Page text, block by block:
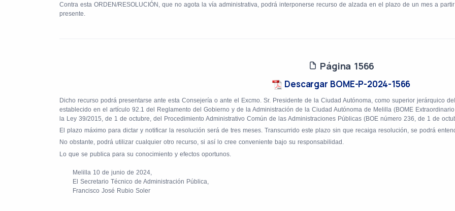
Contra esta ORDEN/RESOLUCIÓN, que no agota la vía administrativa, podrá interponerse recurso de alzada en el plazo de un mes a
presente.
Página 1566
Descargar BOME-P-2024-1566
Dicho recurso podrá presentarse ante esta Consejería o ante el Excmo. Sr. Presidente de la Ciudad Autónoma, como superior jerárquico
establecido en el artículo 92.1 del Reglamento del Gobierno y de la Administración de la Ciudad Autónoma de Melilla (BOME
la Ley 39/2015, de 1 de octubre, del Procedimiento Administrativo Común de las Administraciones Públicas (BOE número 236, de 1 de
El plazo máximo para dictar y notificar la resolución será de tres meses. Transcurrido este plazo sin que recaiga resolución, se podrá
No obstante, podrá utilizar cualquier otro recurso, si así lo cree conveniente bajo su responsabilidad.
Lo que se publica para su conocimiento y efectos oportunos.
Melilla 10 de junio de 2024,
El Secretario Técnico de Administración Pública,
Francisco José Rubio Soler